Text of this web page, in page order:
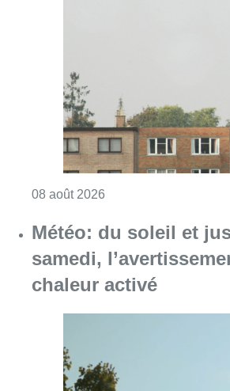
08 août 2026
Météo: du soleil et
samedi,
chaleur activé